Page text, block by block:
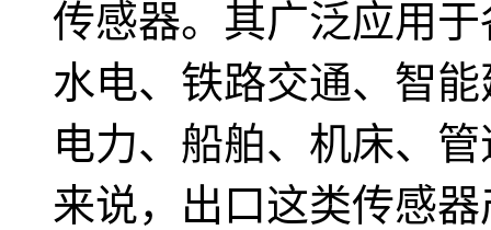
传感器。其广泛应用
水电、铁路交通、智
电力、船舶、机床、
来说，出口这类传感